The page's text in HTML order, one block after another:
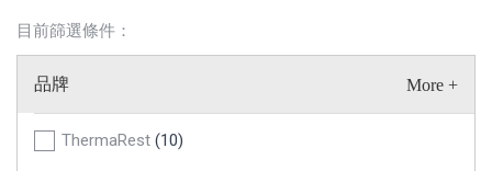
目前篩選條件：
品牌
ThermaRest (10)